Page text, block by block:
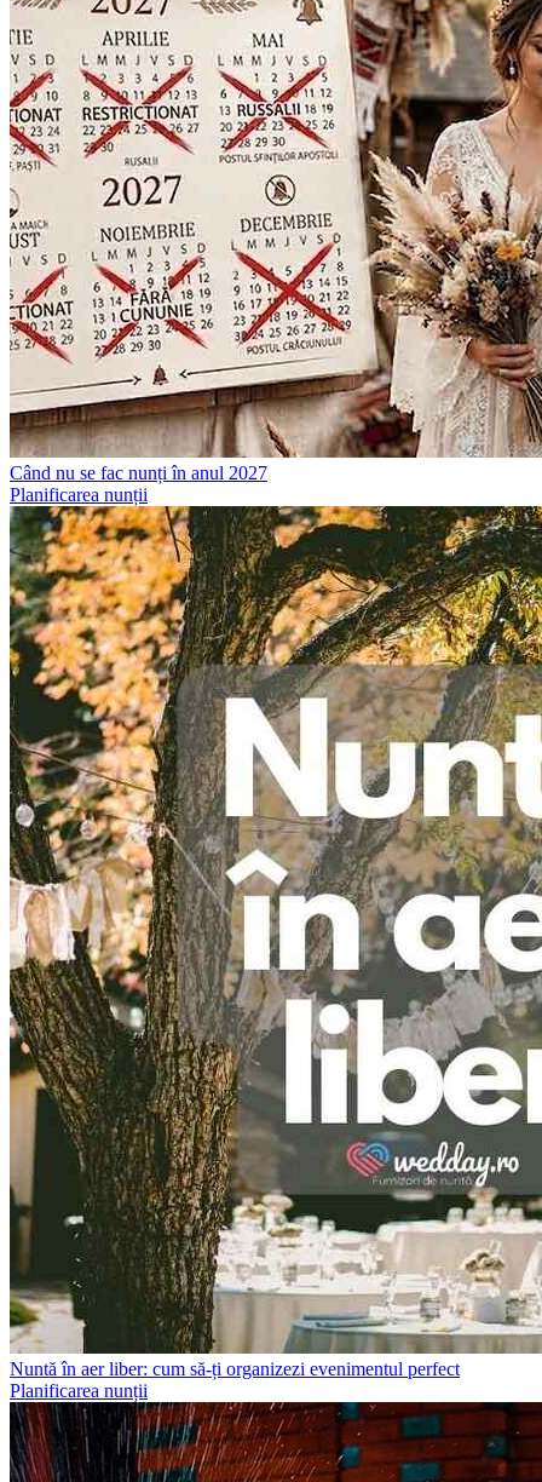
Când nu se fac nunți în anul 2027
Planificarea nunții
Nuntă în aer liber: cum să-ți organizezi evenimentul perfect
Planificarea nunții